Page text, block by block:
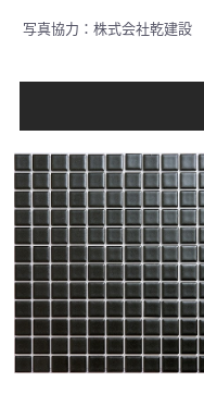
写真協力：株式会社乾建設